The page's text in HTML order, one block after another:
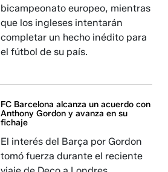
bicampeonato europeo, mientras
que los ingleses intentarán
completar un hecho inédito para
el fútbol de su país.
FC Barcelona alcanza un acuerdo con
Anthony Gordon y avanza en su
fichaje
El interés del Barça por Gordon
tomó fuerza durante el reciente